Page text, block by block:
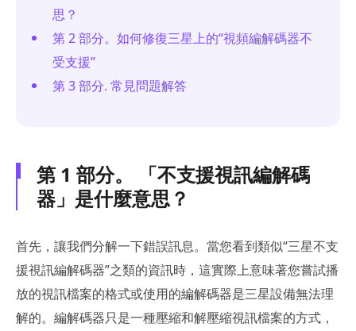
思？
第 2 部分。如何修復三星上的“視頻編解碼器不
受支援”
第 3 部分. 常見問題解答
第 1 部分。 「不支援視訊編解碼
器」是什麼意思？
首先，讓我們分解一下錯誤訊息。當您看到類似“三星不支
援視訊編解碼器”之類的資訊時，這實際上意味著您嘗試播
放的視訊檔案的格式或使用的編解碼器是三星設備無法理
解的。編解碼器只是一種壓縮和解壓縮視訊檔案的方式，